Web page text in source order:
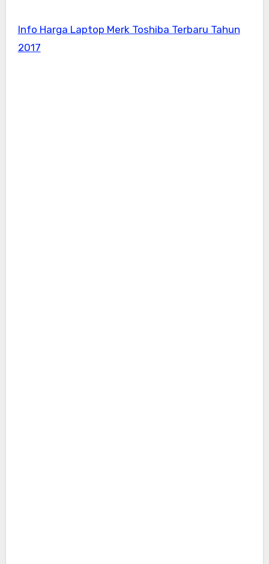
Info Harga Laptop Merk Toshiba Terbaru Tahun
2017